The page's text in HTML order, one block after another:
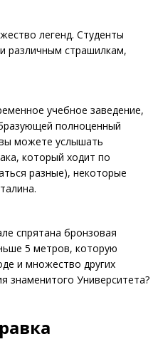
легенд. Студенты
различным страшилкам,
учебное заведение,
полноценный
можете услышать
который ходит по
разные), некоторые
спрятана бронзовая
5 метров, которую
и множество других
знаменитого Университета?